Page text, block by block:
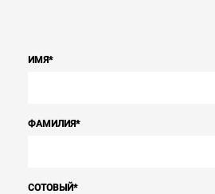
ИМЯ*
ФАМИЛИЯ*
СОТОВЫЙ*